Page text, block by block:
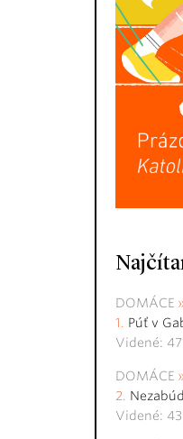
DOMÁCE
Púť v
Videné:
DOMÁCE
Videné: